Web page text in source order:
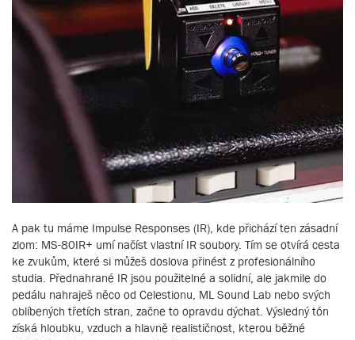
A pak tu máme Impulse Responses (IR), kde přichází ten zásadní
zlom: MS-80IR+ umí načíst vlastní IR soubory. Tím se otvírá cesta
ke zvukům, které si můžeš doslova přinést z profesionálního
studia. Přednahrané IR jsou použitelné a solidní, ale jakmile do
pedálu nahraješ něco od Celestionu, ML Sound Lab nebo svých
oblíbených třetích stran, začne to opravdu dýchat. Výsledný tón
získá hloubku, vzduch a hlavně realističnost, kterou běžné